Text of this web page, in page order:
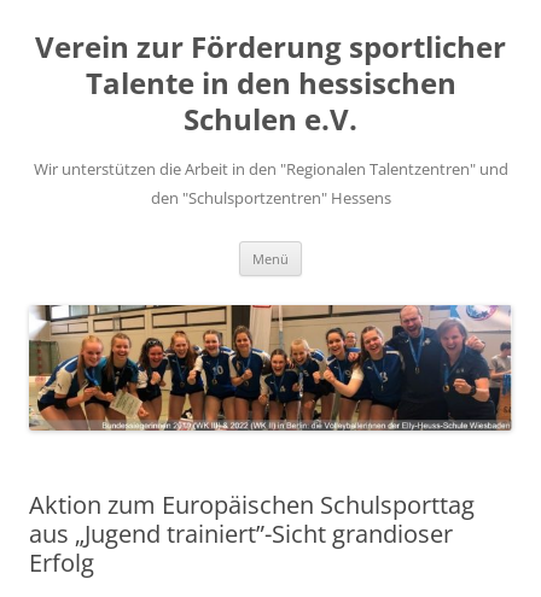
springen
Verein zur Förderung sportlicher
Talente in den hessischen
Schulen e.V.
Wir unterstützen die Arbeit in den "Regionalen Talentzentren" und
den "Schulsportzentren" Hessens
Menü
Aktion zum Europäischen Schulsporttag
aus „Jugend trainiert”-Sicht grandioser
Erfolg